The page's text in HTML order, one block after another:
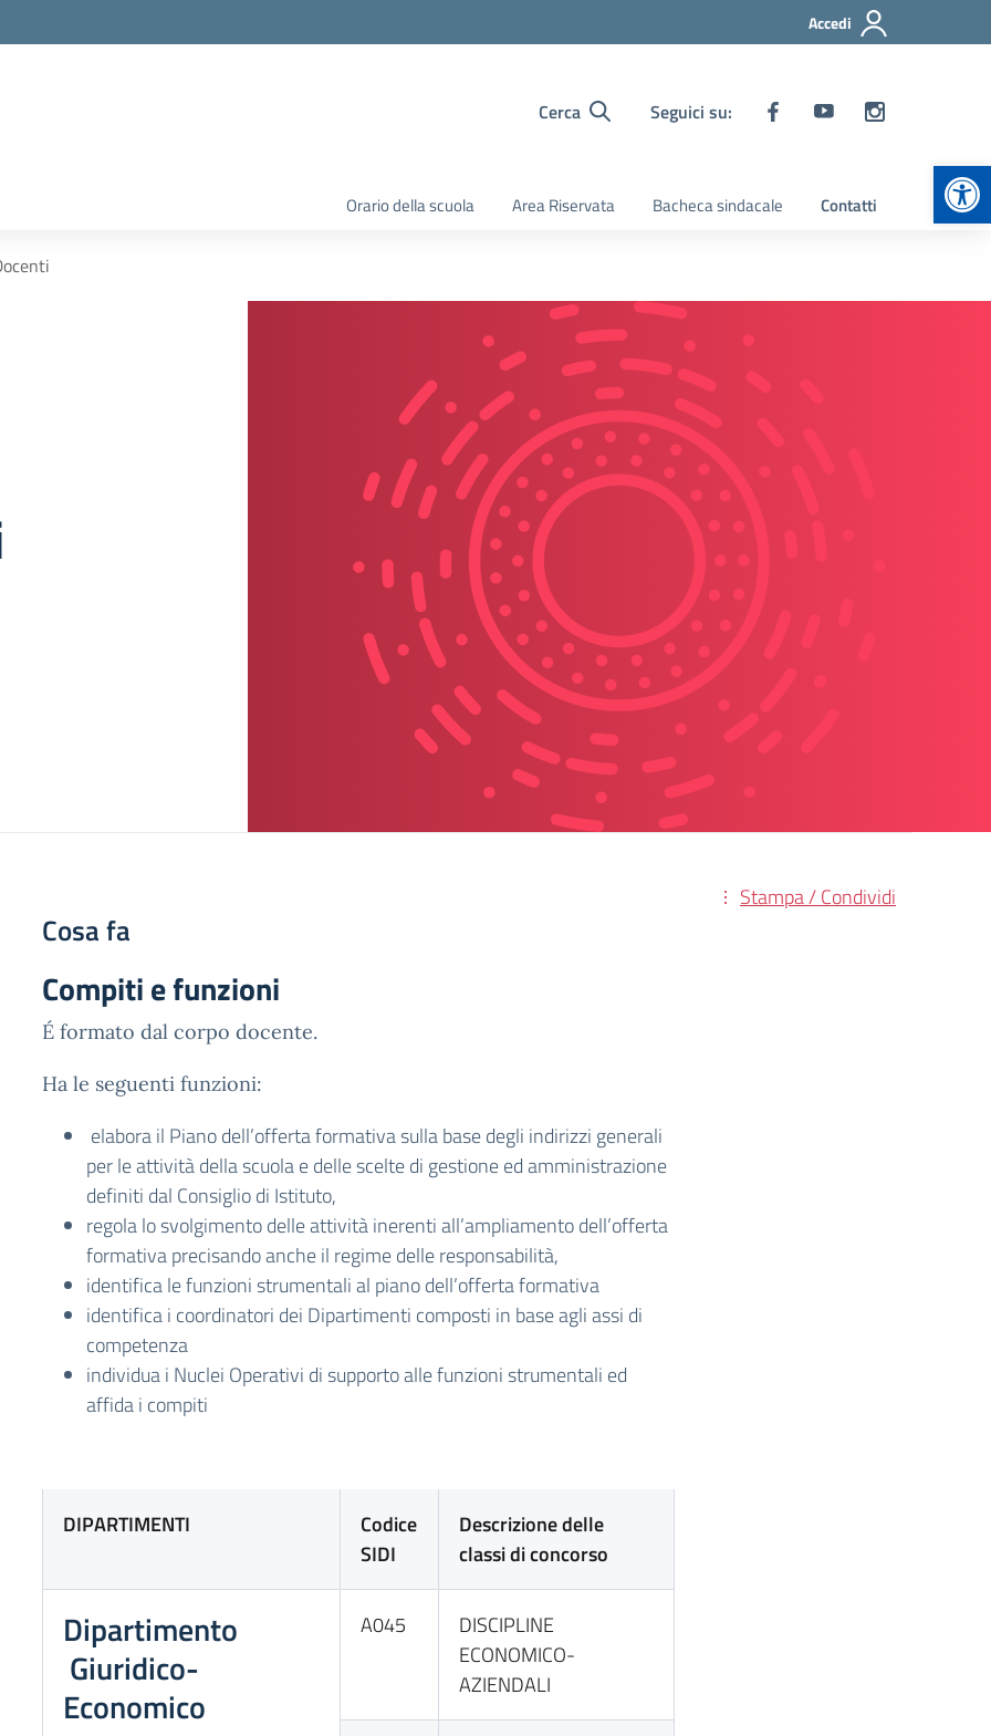
Accedi
Cerca Seguici su:
Orario della scuola Area Riservata Bacheca sindacale Contatti
Stampa / Condividi
Cosa fa
Compiti e funzioni
É formato dal corpo docente.
Ha le seguenti funzioni:
elabora il Piano dell’offerta formativa sulla base degli indirizzi generali
per le attività della scuola e delle scelte di gestione ed amministrazione
definiti dal Consiglio di Istituto,
regola lo svolgimento delle attività inerenti all’ampliamento dell’offerta
formativa precisando anche il regime delle responsabilità,
identifica le funzioni strumentali al piano dell’offerta formativa
identifica i coordinatori dei Dipartimenti composti in base agli assi di
competenza
individua i Nuclei Operativi di supporto alle funzioni strumentali ed
affida i compiti
DIPARTIMENTI
Codice
SIDI
Descrizione delle
classi di concorso
Dipartimento
Giuridico-
Economico
A045
DISCIPLINE
ECONOMICO-
AZIENDALI